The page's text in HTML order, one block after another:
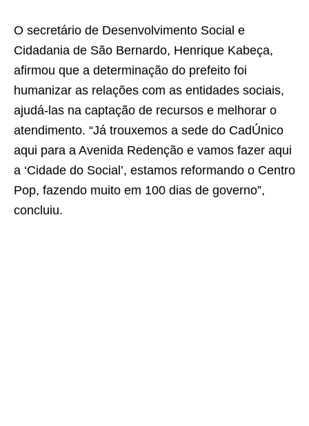
O secretário de Desenvolvimento Social e
Cidadania de São Bernardo, Henrique Kabeça,
afirmou que a determinação do prefeito foi
humanizar as relações com as entidades sociais,
ajudá-las na captação de recursos e melhorar o
atendimento. “Já trouxemos a sede do CadÚnico
aqui para a Avenida Redenção e vamos fazer aqui
a ‘Cidade do Social’, estamos reformando o Centro
Pop, fazendo muito em 100 dias de governo”,
concluiu.